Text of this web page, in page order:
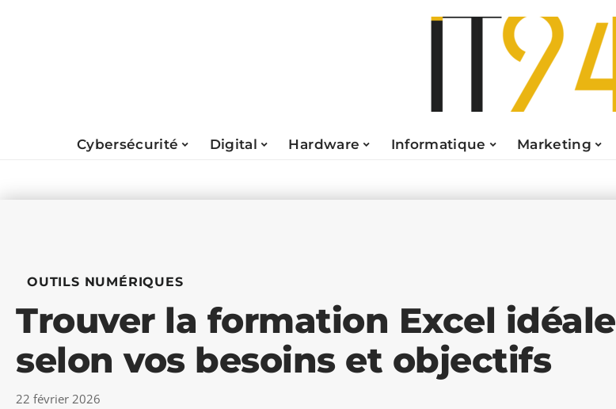
Cybersécurité Digital Hardware Informatique Marketing
OUTILS NUMÉRIQUES
Trouver la formation Excel idéale
selon vos besoins et objectifs
22 février 2026